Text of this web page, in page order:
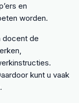
en
worden.
docent de
kunt u vaak